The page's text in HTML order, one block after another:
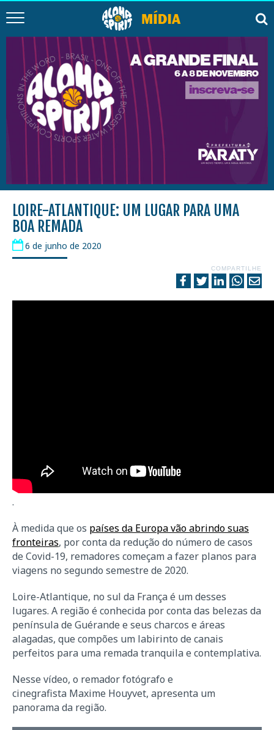
LOIRE-ATLANTIQUE: UM LUGAR PARA UMA
BOA REMADA
6 de junho de 2020
COMPARTILHE
.
À medida que os países da Europa vão abrindo suas
fronteiras, por conta da redução do número de casos
de Covid-19, remadores começam a fazer planos para
viagens no segundo semestre de 2020.
Loire-Atlantique, no sul da França é um desses
lugares. A região é conhecida por conta das belezas da
península de Guérande e seus charcos e áreas
alagadas, que compões um labirinto de canais
perfeitos para uma remada tranquila e contemplativa.
Nesse vídeo, o remador fotógrafo e
cinegrafista Maxime Houyvet, apresenta um
panorama da região.